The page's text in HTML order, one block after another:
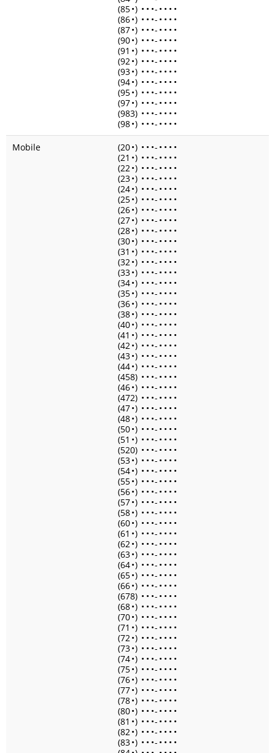
(85•) • • •- • • • •
(86•) • • •- • • • •
(87•) • • •- • • • •
(90•) • • •- • • • •
(91 •) • • •- • • • •
(92•) • • •- • • • •
(93•) • • •- • • • •
(94•) • • •- • • • •
(95•) • • •- • • • •
(97•) • • •- • • • •
(983) • • •- • • • •
(98•) • • •- • • • •
Mobile
(20•) • • •- • • • •
(21 •) • • •- • • • •
(22•) • • •- • • • •
(23•) • • •- • • • •
(24•) • • •- • • • •
(25•) • • •- • • • •
(26•) • • •- • • • •
(27•) • • •- • • • •
(28•) • • •- • • • •
(30•) • • •- • • • •
(31 •) • • •- • • • •
(32•) • • •- • • • •
(33•) • • •- • • • •
(34•) • • •- • • • •
(35•) • • •- • • • •
(36•) • • •- • • • •
(38•) • • •- • • • •
(40•) • • •- • • • •
(41 •) • • •- • • • •
(42•) • • •- • • • •
(43•) • • •- • • • •
(44•) • • •- • • • •
(458) • • •- • • • •
(46•) • • •- • • • •
(472) • • •- • • • •
(47•) • • •- • • • •
(48•) • • •- • • • •
(50•) • • •- • • • •
(51 •) • • •- • • • •
(520) • • •- • • • •
(53•) • • •- • • • •
(54•) • • •- • • • •
(55•) • • •- • • • •
(56•) • • •- • • • •
(57•) • • •- • • • •
(58•) • • •- • • • •
(60•) • • •- • • • •
(61 •) • • •- • • • •
(62•) • • •- • • • •
(63•) • • •- • • • •
(64•) • • •- • • • •
(65•) • • •- • • • •
(66•) • • •- • • • •
(678) • • •- • • • •
(68•) • • •- • • • •
(70•) • • •- • • • •
(71 •) • • •- • • • •
(72•) • • •- • • • •
(73•) • • •- • • • •
(74•) • • •- • • • •
(75•) • • •- • • • •
(76•) • • •- • • • •
(77•) • • •- • • • •
(78•) • • •- • • • •
(80•) • • •- • • • •
(81 •) • • •- • • • •
(82•) • • •- • • • •
(83•) • • •- • • • •